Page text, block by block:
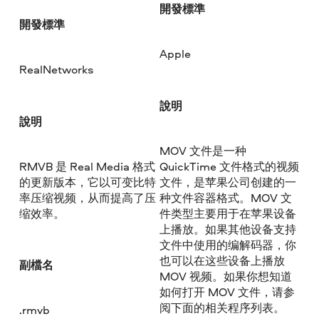
開發標準
RealNetworks
說明
RMVB 是 Real Media 格式
的更新版本，它以可变比特
率压缩视频，从而提高了压
缩效率。
副檔名
.rmvb
開發標準
Apple
說明
MOV 文件是一种
QuickTime 文件格式的视频
文件，是苹果公司创建的一
种文件容器格式。MOV 文
件类型主要用于在苹果设备
上播放。如果其他设备支持
文件中使用的编解码器，你
也可以在这些设备上播放
MOV 视频。如果你想知道
如何打开 MOV 文件，请参
阅下面的相关程序列表。